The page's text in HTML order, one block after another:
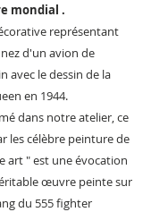
mondial .
représentant
d'un avion de
avec le dessin de la
en 1944.
dans notre atelier, ce
les célèbre peinture de
art " est une évocation
œuvre peinte sur
du 555 fighter